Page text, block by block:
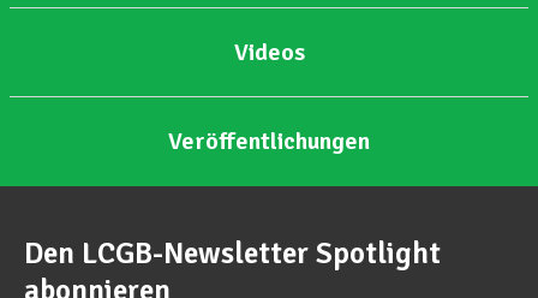
Videos
Veröffentlichungen
Den LCGB-Newsletter Spotlight
abonnieren